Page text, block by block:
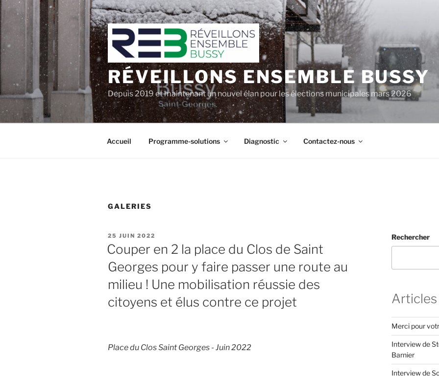
Aller
contenu
principal
RÉVEILLONS ENSEMBLE BUSSY
Depuis 2019 et maintenant un nouvel élan pour les élections municipales mars 2026
Accueil Programme-solutions Diagnostic Contactez-nous
GALERIES
PUBLIÉ
LE
25 JUIN 2022
Couper en 2 la place du Clos de Saint
Georges pour y faire passer une route au
milieu ! Une mobilisation réussie des
citoyens et élus contre ce projet
Place du Clos Saint Georges - Juin 2022
Rechercher
Merci pour
Interview de
Barnier
Interview de